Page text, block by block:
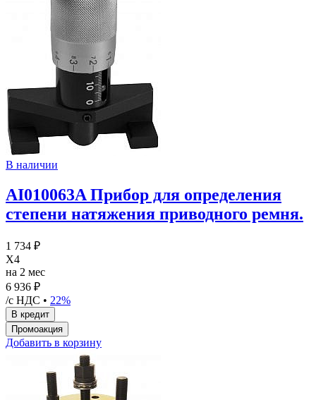
В наличии
AI010063A Прибор для определения
степени натяжения приводного ремня.
1 734 ₽
X4
на 2 мес
6 936 ₽
/с НДС • 22%
Добавить в корзину